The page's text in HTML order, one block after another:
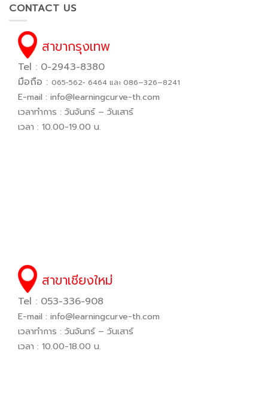
CONTACT US
สาขากรุงเทพ
Tel : 0-2943-8380
มือถือ : 065−562− 6464 และ 086–326–8241
E-mail : info@learningcurve-th.com
เวลาทำการ : วันจันทร์ – วันเสาร์
เวลา : 10.00-19.00 น.
สาขาเชียงใหม่
Tel : 053-336-908
E-mail : info@learningcurve-th.com
เวลาทำการ : วันจันทร์ – วันเสาร์
เวลา : 10.00-18.00 น.